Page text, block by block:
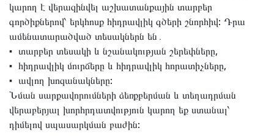
կարող է վերազինվել աշխատանքային տարբեր
գործիքներով՝ երկհոսք հիդրավլիկ գծերի շնորհիվ: Դրա
ամենատարածված տեսակներն են․
• տարբեր տեսակի և նշանակության շերեփները,
• հիդրավլիկ մուրճերը և հիդրավլիկ հորատիչները,
• ավլող խոզանակները:
Նման սարքավորումների ձեռքբերման և տեղադրման
վերաբերյալ խորհրդատվություն կարող եք ստանալ՝
դիմելով սպասարկման բաժին: